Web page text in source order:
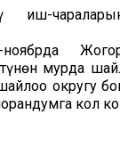
иш-
мурда
округу
кол